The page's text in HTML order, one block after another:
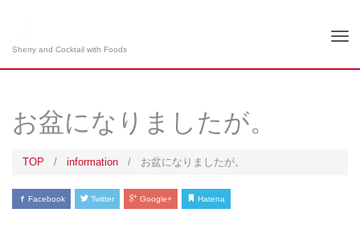
Sherry and Cocktail with Foods
お盆になりましたが。
TOP information お盆になりましたが。
Facebook Twitter Google+ Hatena